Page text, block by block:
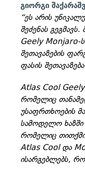
გიორგი
“ეს არის
შეძენას
Geely Monjaro-ს
შეთავაზების
ფასის
Atlas Cool
რომელიც
უსაფრთხოების
სამოდელო
რომელიც
Atlas Cool და
ისარგებლებს,